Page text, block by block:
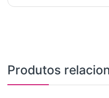
Produtos